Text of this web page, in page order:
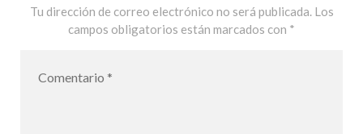
Tu dirección de correo electrónico no será publicada. Los
campos obligatorios están marcados con *